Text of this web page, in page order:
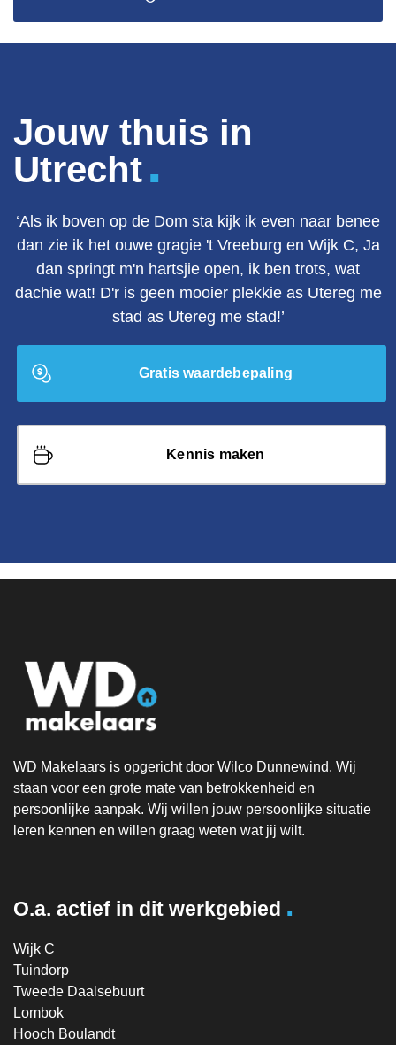
Jouw thuis in
Utrecht.
‘Als ik boven op de Dom sta kijk ik even naar benee
dan zie ik het ouwe gragie 't Vreeburg en Wijk C, Ja
dan springt m'n hartsjie open, ik ben trots, wat
dachie wat! D'r is geen mooier plekkie as Utereg me
stad as Utereg me stad!’
Gratis waardebepaling
Kennis maken
WD Makelaars is opgericht door Wilco Dunnewind. Wij
staan voor een grote mate van betrokkenheid en
persoonlijke aanpak. Wij willen jouw persoonlijke situatie
leren kennen en willen graag weten wat jij wilt.
O.a. actief in dit werkgebied .
Wijk C
Tuindorp
Tweede Daalsebuurt
Lombok
Hooch Boulandt